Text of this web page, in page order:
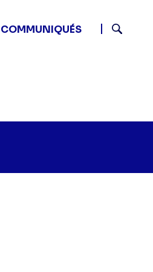
" sur twitter
- -" sur facebook